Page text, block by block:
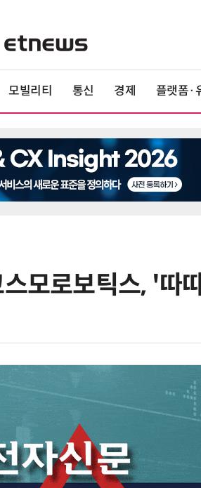
모빌리티 통신 경제 플랫폼·
모로보틱스, '따